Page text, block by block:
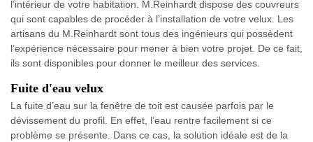
l’intérieur de votre habitation. M.Reinhardt dispose des couvreurs
qui sont capables de procéder à l’installation de votre velux. Les
artisans du M.Reinhardt sont tous des ingénieurs qui possèdent
l’expérience nécessaire pour mener à bien votre projet. De ce fait,
ils sont disponibles pour donner le meilleur des services.
Fuite d'eau velux
La fuite d’eau sur la fenêtre de toit est causée parfois par le
dévissement du profil. En effet, l’eau rentre facilement si ce
problème se présente. Dans ce cas, la solution idéale est de la